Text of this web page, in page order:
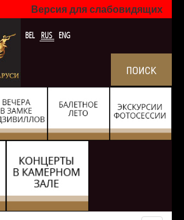
Версия для слабовидящих
BEL RUS ENG